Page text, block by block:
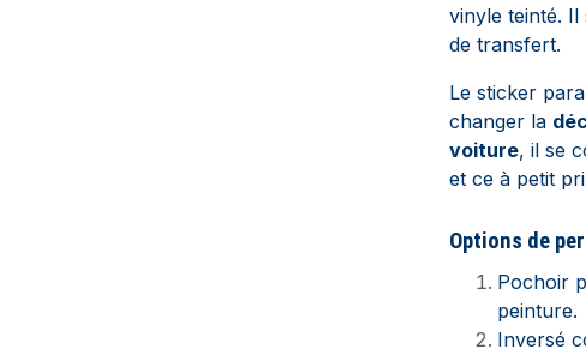
vinyle teinté.
de transfert.
Le sticker
changer la
voiture, il se
et ce à petit
Options de
Pochoir
peinture.
Inversé